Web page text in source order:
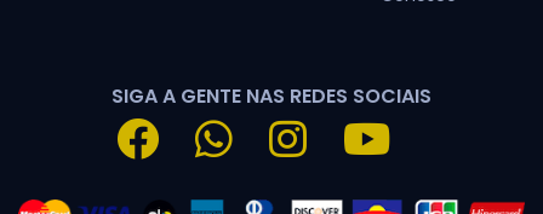
SIGA A GENTE NAS REDES SOCIAIS